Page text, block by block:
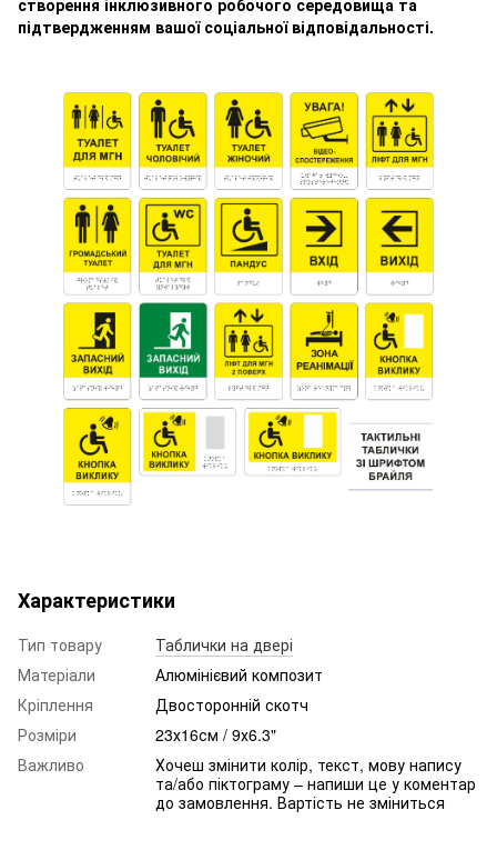
створення інклюзивного робочого середовища та
підтвердженням вашої соціальної відповідальності.
Характеристики
Тип товару
Таблички на двері
Матеріали
Алюмінієвий композит
Кріплення
Двосторонній скотч
Розміри
23х16см / 9х6.3"
Важливо
Хочеш змінити колір, текст, мову напису
та/або піктограму – напиши це у коментар
до замовлення. Вартість не зміниться